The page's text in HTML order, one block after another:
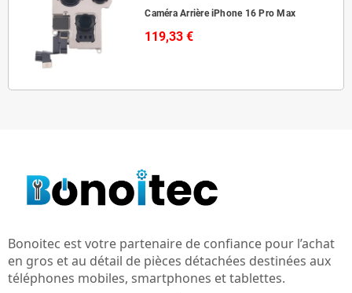
Caméra Arrière iPhone 16 Pro Max
119,33 €
Bonoitec est votre partenaire de confiance pour l’achat
en gros et au détail de pièces détachées destinées aux
téléphones mobiles, smartphones et tablettes.